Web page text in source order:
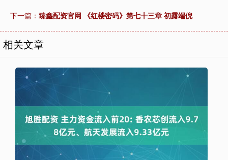
下一篇： 臻鑫配资官网 《红楼密码》第七十三章 初露端倪
相关文章